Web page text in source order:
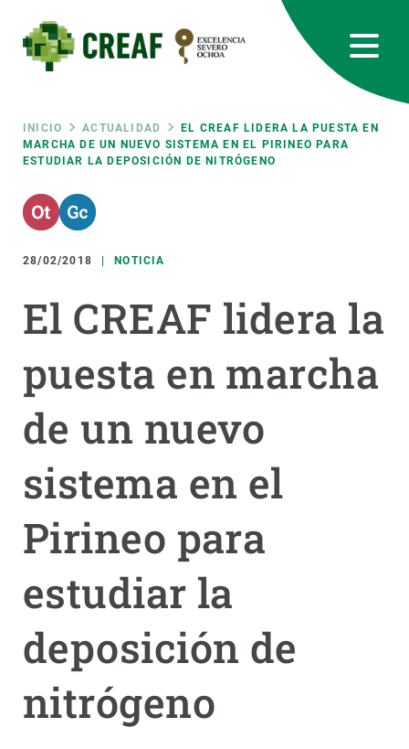
contenido
principal
Ruta
de
navegación
INICIO ACTUALIDAD
EL CREAF LIDERA LA PUESTA EN
MARCHA DE UN NUEVO SISTEMA EN EL PIRINEO PARA
ESTUDIAR LA DEPOSICIÓN DE NITRÓGENO
28/02/2018 NOTICIA
El CREAF lidera la
puesta en marcha
de un nuevo
sistema en el
Pirineo para
estudiar la
deposición de
nitrógeno
RRSS
Featured
responsive
Responsive
menu
INVESTIGACIÓN
CIENCIA EN ACCIÓN
NOTICIAS Y AGENDA